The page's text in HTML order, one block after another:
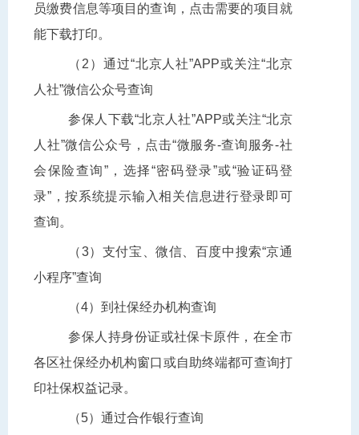
员缴费信息等项目的查询，点击需要的项目就
能下载打印。
（2）通过“北京人社”APP或关注“北京
人社”微信公众号查询
参保人下载“北京人社”APP或关注“北京
人社”微信公众号，点击“微服务-查询服务-社
会保险查询”，选择“密码登录”或“验证码登
录”，按系统提示输入相关信息进行登录即可
查询。
（3）支付宝、微信、百度中搜索“京通
小程序”查询
（4）到社保经办机构查询
参保人持身份证或社保卡原件，在全市
各区社保经办机构窗口或自助终端都可查询打
印社保权益记录。
（5）通过合作银行查询